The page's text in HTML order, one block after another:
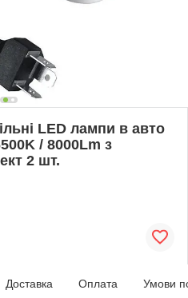
LED лампи в авто
/ 8000Lm з
2 шт.
Доставка Оплата Умови